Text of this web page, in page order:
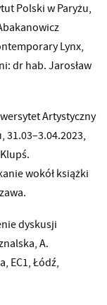
Polski w Paryżu,
Lynx,
dr hab. Jarosław
Artystyczny
31.03–3.04.2023,
wokół książki
dyskusji
A.
EC1, Łódź,